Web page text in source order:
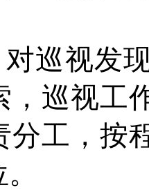
对巡视发
，巡视工
分工，按